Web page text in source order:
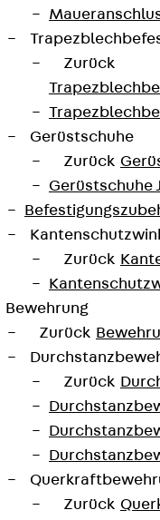
Zurück
Gerüstschuhe
Zurück
Gerüstschuhe
Zurück
Bewehrung
Zurück
Zurück
Zurück